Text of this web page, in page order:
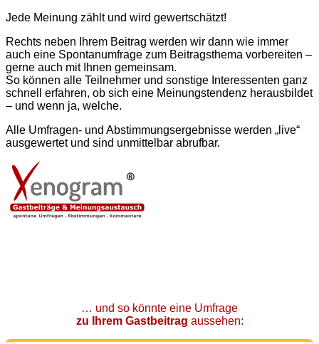
Jede Meinung zählt und wird gewertschätzt!
Rechts neben Ihrem Beitrag werden wir dann wie immer
auch eine Spontan­umfrage zum Beitragsthema vorbereiten –
gerne auch mit Ihnen gemeinsam.
So können alle Teilnehmer und sonstige Interessenten ganz
schnell erfahren, ob sich eine Meinungstendenz herausbildet
– und wenn ja, welche.
Alle Umfragen- und Abstimmungs­ergebnisse werden „live“
ausgewertet und sind unmittelbar abrufbar.
… und so könnte eine Umfrage
zu Ihrem Gastbeitrag aussehen: